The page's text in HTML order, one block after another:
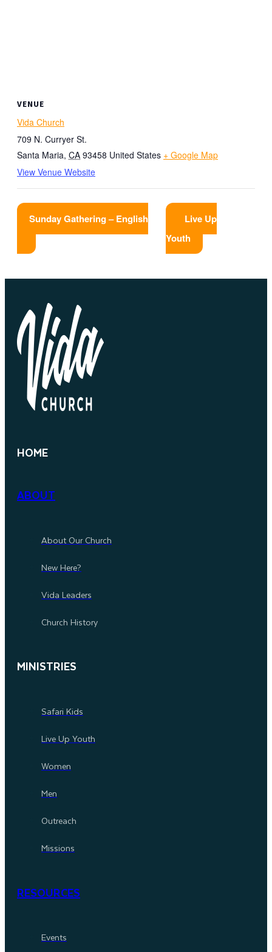
VENUE
Vida Church
709 N. Curryer St.
Santa Maria, CA 93458 United States + Google Map
View Venue Website
Sunday Gathering – English
Live Up
Youth
HOME
ABOUT
About Our Church
New Here?
Vida Leaders
Church History
MINISTRIES
Safari Kids
Live Up Youth
Women
Men
Outreach
Missions
RESOURCES
Events